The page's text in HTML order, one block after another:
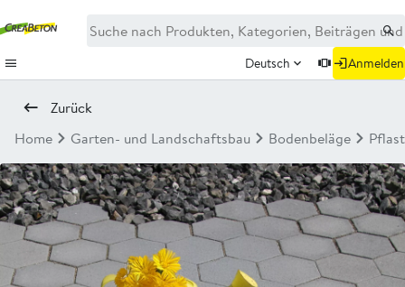
Deutsch Anmelden
Zurück
Home
Garten- und Landschaftsbau Bodenbeläge